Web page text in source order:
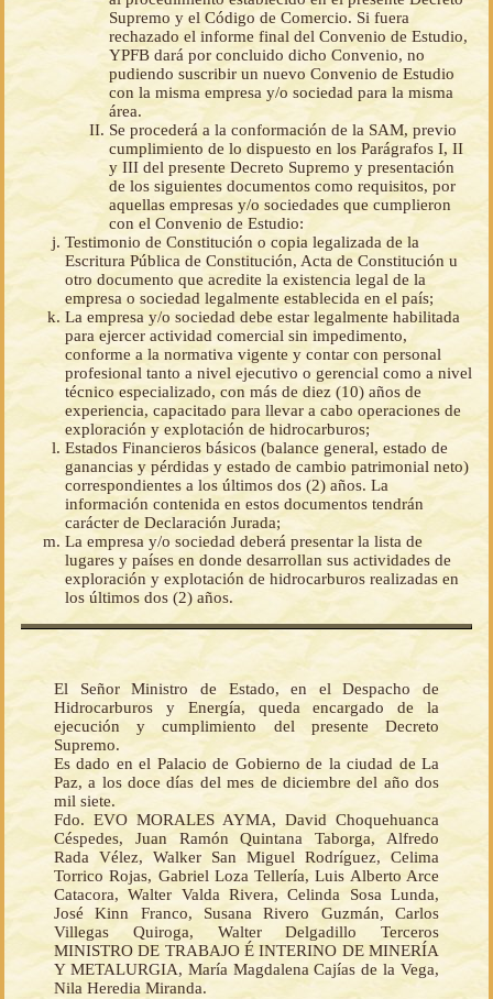
Supremo y el Código de Comercio. Si fuera
rechazado el informe final del Convenio de Estudio,
YPFB dará por concluido dicho Convenio, no
pudiendo suscribir un nuevo Convenio de Estudio
con la misma empresa y/o sociedad para la misma
área.
Se procederá a la conformación de la SAM, previo
cumplimiento de lo dispuesto en los Parágrafos I, II
y III del presente Decreto Supremo y presentación
de los siguientes documentos como requisitos, por
aquellas empresas y/o sociedades que cumplieron
con el Convenio de Estudio:
Testimonio de Constitución o copia legalizada de la
Escritura Pública de Constitución, Acta de Constitución u
otro documento que acredite la existencia legal de la
empresa o sociedad legalmente establecida en el país;
La empresa y/o sociedad debe estar legalmente habilitada
para ejercer actividad comercial sin impedimento,
conforme a la normativa vigente y contar con personal
profesional tanto a nivel ejecutivo o gerencial como a nivel
técnico especializado, con más de diez (10) años de
experiencia, capacitado para llevar a cabo operaciones de
exploración y explotación de hidrocarburos;
Estados Financieros básicos (balance general, estado de
ganancias y pérdidas y estado de cambio patrimonial neto)
correspondientes a los últimos dos (2) años. La
información contenida en estos documentos tendrán
carácter de Declaración Jurada;
La empresa y/o sociedad deberá presentar la lista de
lugares y países en donde desarrollan sus actividades de
exploración y explotación de hidrocarburos realizadas en
los últimos dos (2) años.
El Señor Ministro de Estado, en el Despacho de
Hidrocarburos y Energía, queda encargado de la
ejecución y cumplimiento del presente Decreto
Supremo.
Es dado en el Palacio de Gobierno de la ciudad de La
Paz, a los doce días del mes de diciembre del año dos
mil siete.
Fdo. EVO MORALES AYMA, David Choquehuanca
Céspedes, Juan Ramón Quintana Taborga, Alfredo
Rada Vélez, Walker San Miguel Rodríguez, Celima
Torrico Rojas, Gabriel Loza Tellería, Luis Alberto Arce
Catacora, Walter Valda Rivera, Celinda Sosa Lunda,
José Kinn Franco, Susana Rivero Guzmán, Carlos
Villegas Quiroga, Walter Delgadillo Terceros
MINISTRO DE TRABAJO É INTERINO DE MINERÍA
Y METALURGIA, María Magdalena Cajías de la Vega,
Nila Heredia Miranda.